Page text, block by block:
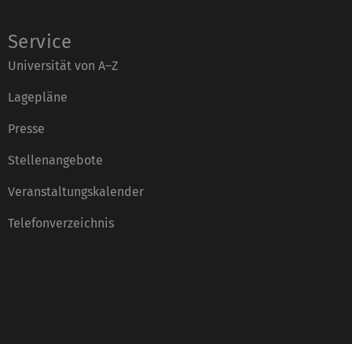
Service
Universität von A–Z
Lagepläne
Presse
Stellenangebote
Veranstaltungskalender
Telefonverzeichnis